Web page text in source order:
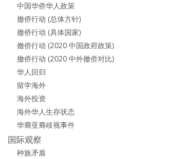
中国华侨华人政策
撤侨行动 (总体方针)
撤侨行动 (具体国家)
撤侨行动 (2020 中国政府政策)
撤侨行动 (2020 中外撤侨对比)
华人回归
留学海外
海外投资
海外华人生存状态
华裔亚裔歧视事件
国际观察
种族矛盾